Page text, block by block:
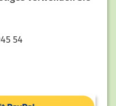
54